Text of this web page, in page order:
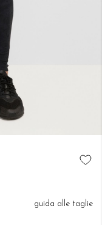
guida alle taglie